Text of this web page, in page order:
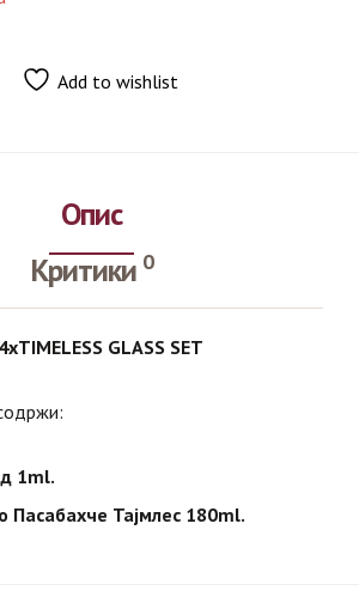
Add to wishlist
Опис
Критики 0
GLASS SET
1ml.
Пасабахче Тајмлес 180ml.